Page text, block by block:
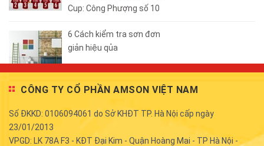
Cup: Công Phượng số 10
6 Cách kiểm tra sơn đơn
giản hiệu qủa
CÔNG TY CỔ PHẦN AMSON VIỆT NAM
Số ĐKKD: 0106094061 do Sở KHĐT TP. Hà Nội cấp ngày
23/01/2013
VPGD: LK 78A F3 - KĐT Đại Kim - Quận Hoàng Mai - TP Hà Nội -